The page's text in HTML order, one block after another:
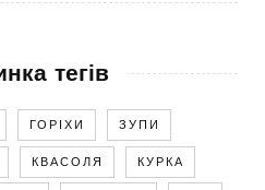
тегів
ГОРІХИ ЗУПИ
КВАСОЛЯ КУРКА